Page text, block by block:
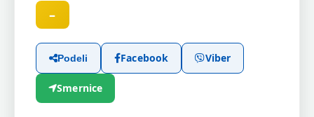
–
Podeli Facebook Viber
Smernice